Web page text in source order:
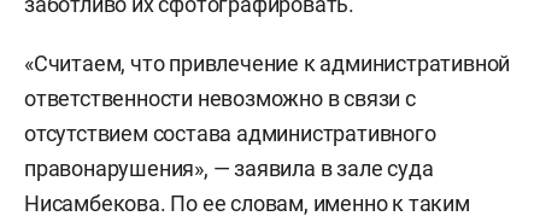
«Считаем, что привлечение к административной
ответственности невозможно в связи с
отсутствием состава административного
правонарушения», — заявила в зале суда
Нисамбекова. По ее словам, именно к таким